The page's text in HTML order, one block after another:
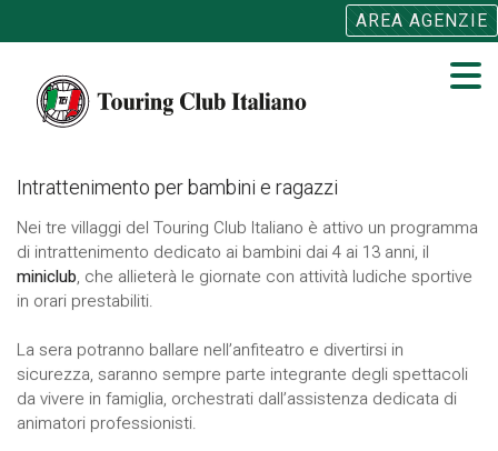
AREA AGENZIE
Intrattenimento per bambini e ragazzi
Nei tre villaggi del Touring Club Italiano è attivo un programma
di intrattenimento dedicato ai bambini dai 4 ai 13 anni, il
miniclub, che allieterà le giornate con attività ludiche sportive
in orari prestabiliti.
La sera potranno ballare nell’anfiteatro e divertirsi in
sicurezza, saranno sempre parte integrante degli spettacoli
da vivere in famiglia, orchestrati dall’assistenza dedicata di
animatori professionisti.